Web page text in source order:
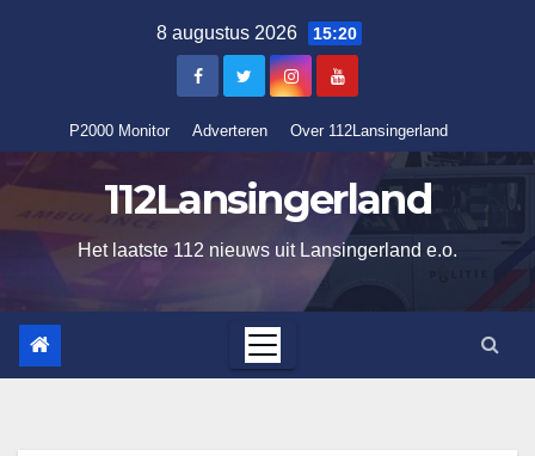
8 augustus 2026 15:20
P2000 Monitor Adverteren Over 112Lansingerland
112Lansingerland
Het laatste 112 nieuws uit Lansingerland e.o.